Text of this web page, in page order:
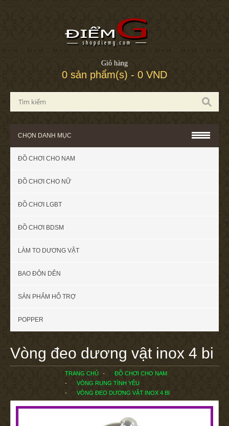
Giỏ hàng
0 sản phẩm(s) - 0 VND
CHỌN DANH MỤC
ĐỒ CHƠI CHO NAM
ĐỒ CHƠI CHO NỮ
ĐỒ CHƠI LGBT
ĐỒ CHƠI BDSM
LÀM TO DƯƠNG VẬT
BAO ĐÔN DÊN
SẢN PHẨM HỖ TRỢ
POPPER
Vòng đeo dương vật inox 4 bi
TRANG CHỦ
ĐỒ CHƠI CHO NAM
VÒNG RUNG TÌNH YÊU
VÒNG ĐEO DƯƠNG VẬT INOX 4 BI